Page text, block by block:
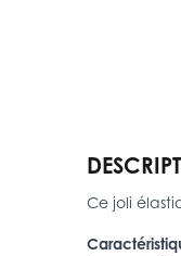
Ce joli